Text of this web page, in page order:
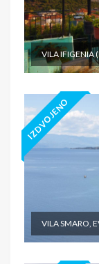
VILA IFIGENIA
IZDVOJENO
VILA SMARO,